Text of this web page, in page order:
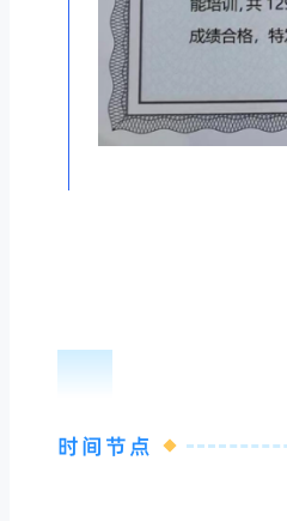
03
时间节点